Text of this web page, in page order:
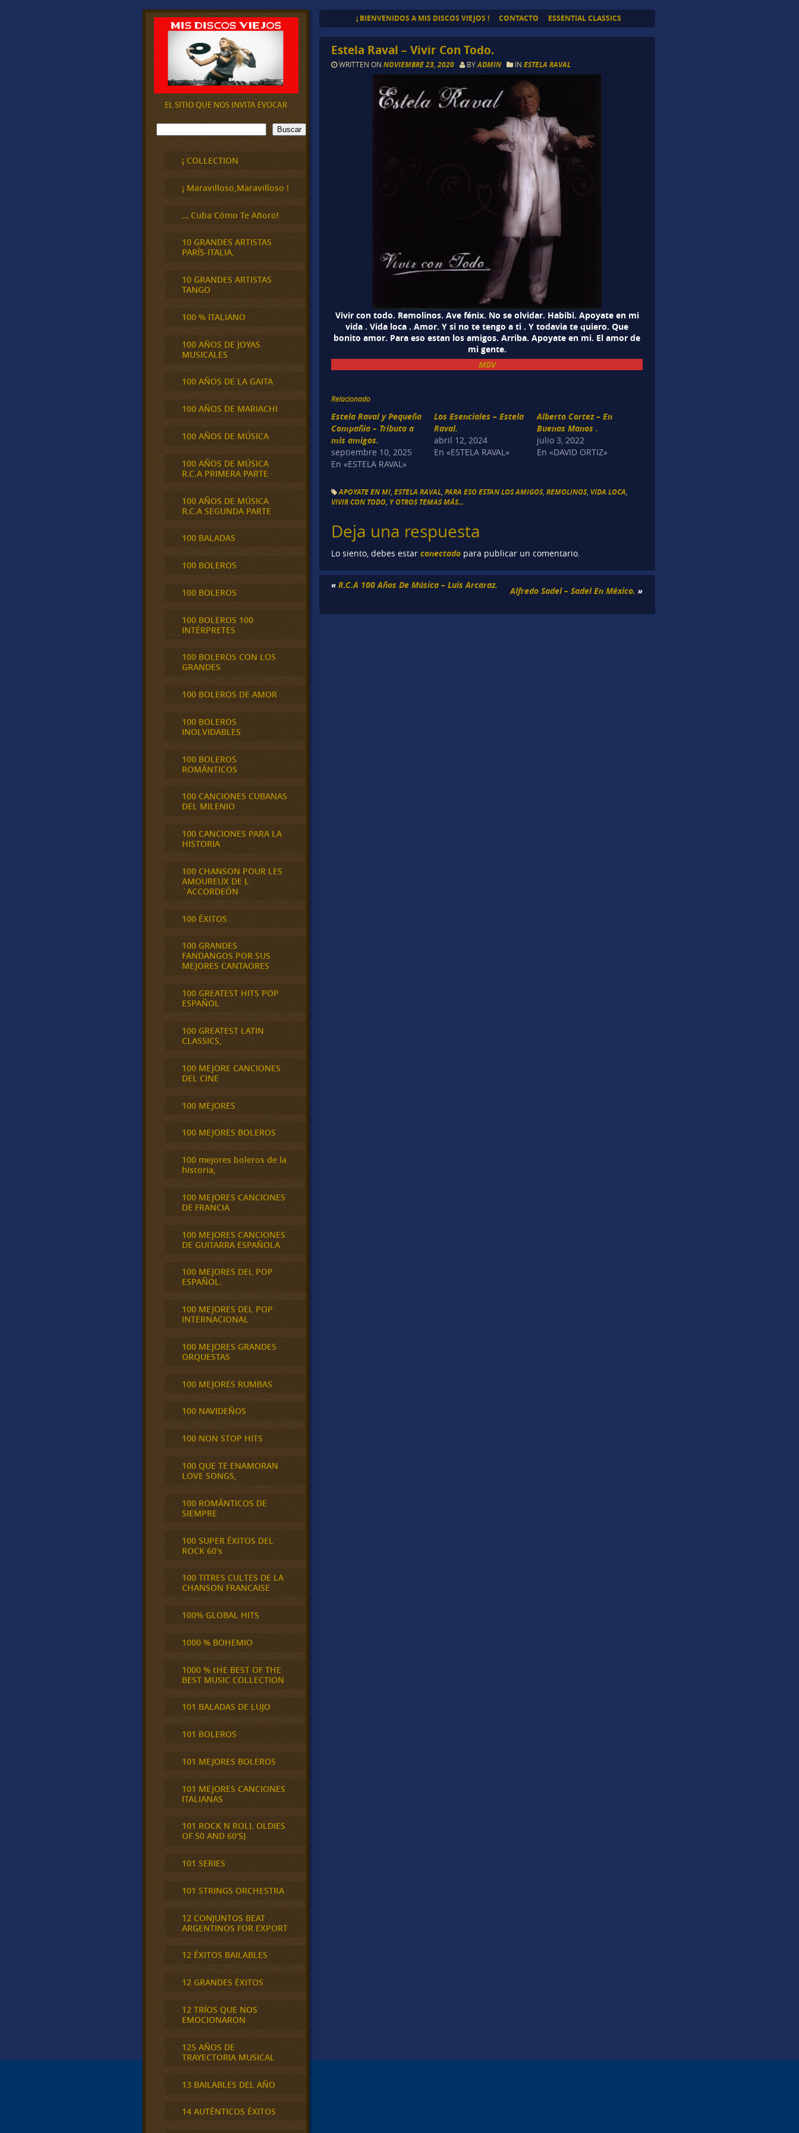
¡ BIENVENIDOS A MIS DISCOS VIEJOS ! CONTACTO ESSENTIAL CLASSICS
Estela Raval – Vivir Con Todo.
WRITTEN ONNOVIEMBRE 23, 2020 BYADMIN INESTELA RAVAL
Vivir con todo. Remolinos. Ave fénix. No se olvidar. Habibi. Apoyate en mi
vida . Vida loca . Amor. Y si no te tengo a ti . Y todavia te quiero. Que
bonito amor. Para eso estan los amigos. Arriba. Apoyate en mi. El amor de
mi gente.
MDV
Relacionado
Estela Raval y Pequeña
Compañia – Tributo a
mis amigos.
septiembre 10, 2025
En «ESTELA RAVAL»
Los Esenciales – Estela
Raval.
abril 12, 2024
En «ESTELA RAVAL»
Alberto Cortez – En
Buenas Manos .
julio 3, 2022
En «DAVID ORTIZ»
APOYATE EN MI ,ESTELA RAVAL ,PARA ESO ESTAN LOS AMIGOS,REMOLINOS, VIDA LOCA
VIVIR CON TODO Y OTROS TEMAS MÁS...
Deja una respuesta
Lo siento, debes estarconectado para publicar un comentario.
«R.C.A 100 Años De Música – Luis Arcaraz.
Alfredo Sadel – Sadel En México. »
EL SITIO QUE NOS INVITA EVOCAR
B
u
Buscar
¡ COLLECTION
¡ Maravilloso,Maravilloso !
… Cuba Cómo Te Añoro!
10 GRANDES ARTISTAS
PARÍS-ITALIA,
10 GRANDES ARTISTAS
TANGO
100 % ITALIANO
100 AÑOS DE JOYAS
MUSICALES
100 AÑOS DE LA GAITA
100 AÑOS DE MARIACHI
100 AÑOS DE MÚSICA
100 AÑOS DE MÚSICA
R.C.A PRIMERA PARTE
100 AÑOS DE MÚSICA
R.C.A SEGUNDA PARTE
100 BALADAS
100 BOLEROS
100 BOLEROS
100 BOLEROS 100
INTÉRPRETES
100 BOLEROS CON LOS
GRANDES
100 BOLEROS DE AMOR
100 BOLEROS
INOLVIDABLES
100 BOLEROS
ROMÁNTICOS
100 CANCIONES CUBANAS
DEL MILENIO
100 CANCIONES PARA LA
HISTORIA
100 CHANSON POUR LES
AMOUREUX DE L
´ACCORDEÓN
100 ÉXITOS
100 GRANDES
FANDANGOS POR SUS
MEJORES CANTAORES
100 GREATEST HITS POP
ESPAÑOL
100 GREATEST LATIN
CLASSICS,
100 MEJORE CANCIONES
DEL CINE
100 MEJORES
100 MEJORES BOLEROS
100 mejores boleros de la
historia,
100 MEJORES CANCIONES
DE FRANCIA
100 MEJORES CANCIONES
DE GUITARRA ESPAÑOLA
100 MEJORES DEL POP
ESPAÑOL.
100 MEJORES DEL POP
INTERNACIONAL
100 MEJORES GRANDES
ORQUESTAS
100 MEJORES RUMBAS
100 NAVIDEÑOS
100 NON STOP HITS
100 QUE TE ENAMORAN
LOVE SONGS,
100 ROMÁNTICOS DE
SIEMPRE
100 SUPER ÉXITOS DEL
ROCK 60's
100 TITRES CULTES DE LA
CHANSON FRANCAISE
100% GLOBAL HITS
1000 % BOHEMIO
1000 % tHE BEST OF THE
BEST MUSIC COLLECTION
101 BALADAS DE LUJO
101 BOLEROS
101 MEJORES BOLEROS
101 MEJORES CANCIONES
ITALIANAS
101 ROCK N ROLL OLDIES
OF 50 AND 60'S}
101 SERIES
101 STRINGS ORCHESTRA
12 CONJUNTOS BEAT
ARGENTINOS FOR EXPORT
12 ÉXITOS BAILABLES
12 GRANDES ÉXITOS
12 TRÍOS QUE NOS
EMOCIONARON
125 AÑOS DE
TRAYECTORIA MUSICAL
13 BAILABLES DEL AÑO
14 AUTÉNTICOS ÉXITOS